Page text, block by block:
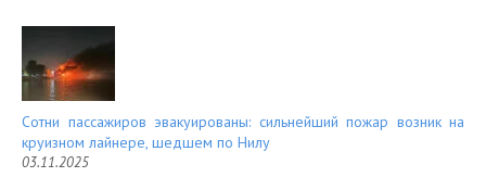
Сотни пассажиров эвакуированы: сильнейший пожар возник на
круизном лайнере, шедшем по Нилу
03.11.2025